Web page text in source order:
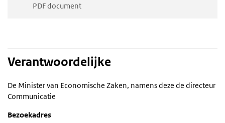
PDF document
Verantwoordelijke
De Minister van Economische Zaken, namens deze de directeur
Communicatie
Bezoekadres